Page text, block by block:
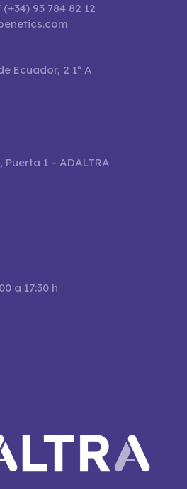
93 784 82 12
Ecuador, 2 1º A
1 – ADALTRA
a 17:30 h